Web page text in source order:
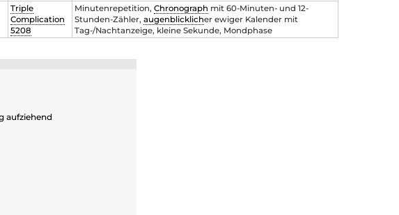
Triple
Complication
5208
Minutenrepetition, Chronograph mit 60-Minuten- und 12-
Stunden-Zähler, augenblicklicher ewiger Kalender mit
Tag-/Nachtanzeige, kleine Sekunde, Mondphase
aufziehend